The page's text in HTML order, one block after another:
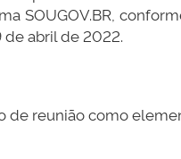
SOUGOV.BR,
de abril de 2022.
de reunião como